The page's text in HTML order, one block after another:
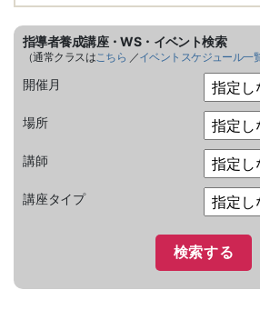
指導者養成講座・WS・イベント検索
（通常クラスはこちら ／イベントスケジュール一
開催月
場所
講師
講座タイプ